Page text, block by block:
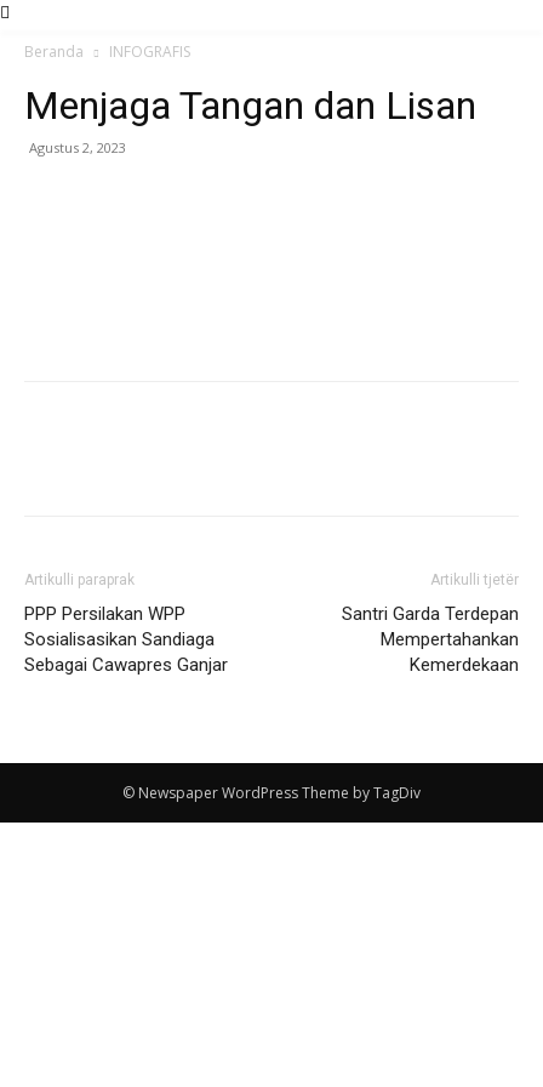
Beranda INFOGRAFIS
Menjaga Tangan dan Lisan
Agustus 2, 2023
Artikulli paraprak
PPP Persilakan WPP
Sosialisasikan Sandiaga
Sebagai Cawapres Ganjar
Artikulli tjetër
Santri Garda Terdepan
Mempertahankan
Kemerdekaan
© Newspaper WordPress Theme by TagDiv